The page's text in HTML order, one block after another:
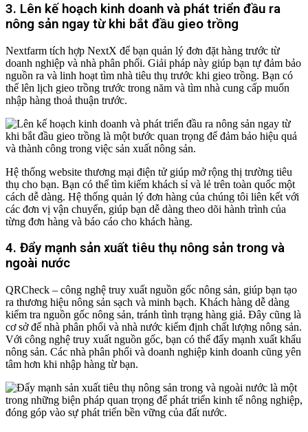
3. Lên kế hoạch kinh doanh và phát triển đầu ra
nông sản ngay từ khi bắt đầu gieo trồng
Nextfarm tích hợp NextX để bạn quản lý đơn đặt hàng trước từ
doanh nghiệp và nhà phân phối. Giải pháp này giúp bạn tự đảm bảo
nguồn ra và linh hoạt tìm nhà tiêu thụ trước khi gieo trồng. Bạn có
thể lên lịch gieo trồng trước trong năm và tìm nhà cung cấp muốn
nhập hàng thoả thuận trước.
Hệ thống website thương mại điện tử giúp mở rộng thị trường tiêu
thụ cho bạn. Bạn có thể tìm kiếm khách sỉ và lẻ trên toàn quốc một
cách dễ dàng. Hệ thống quản lý đơn hàng của chúng tôi liên kết với
các đơn vị vận chuyển, giúp bạn dễ dàng theo dõi hành trình của
từng đơn hàng và báo cáo cho khách hàng.
4. Đẩy mạnh sản xuất tiêu thụ nông sản trong và
ngoài nước
QRCheck – công nghệ truy xuất nguồn gốc nông sản, giúp bạn tạo
ra thương hiệu nông sản sạch và minh bạch. Khách hàng dễ dàng
kiểm tra nguồn gốc nông sản, tránh tình trạng hàng giả. Đây cũng là
cơ sở để nhà phân phối và nhà nước kiểm định chất lượng nông sản.
Với công nghệ truy xuất nguồn gốc, bạn có thể đẩy mạnh xuất khẩu
nông sản. Các nhà phân phối và doanh nghiệp kinh doanh cũng yên
tâm hơn khi nhập hàng từ bạn.